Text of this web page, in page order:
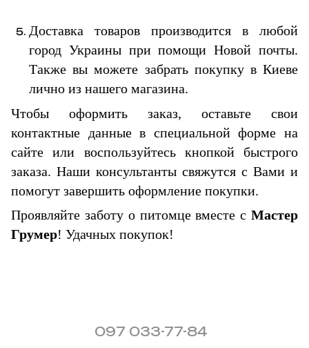
Доставка товаров производится в любой
город Украины при помощи Новой почты.
Также вы можете забрать покупку в Киеве
лично из нашего магазина.
Чтобы оформить заказ, оставьте свои
контактные данные в специальной форме на
сайте или воспользуйтесь кнопкой быстрого
заказа. Наши консультанты свяжутся с Вами и
помогут завершить оформление покупки.
Проявляйте заботу о питомце вместе с Мастер
Грумер! Удачных покупок!
097 033-77-84